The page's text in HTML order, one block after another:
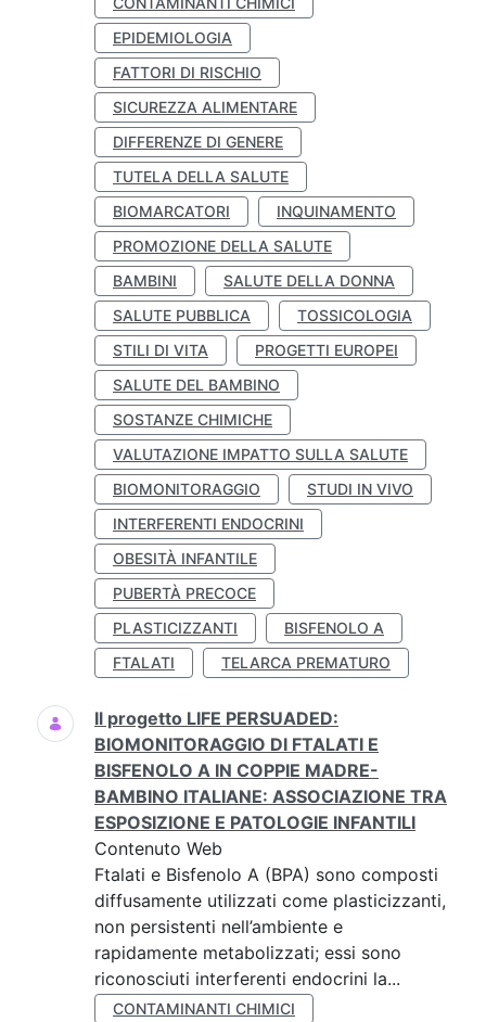
EPIDEMIOLOGIA
FATTORI DI RISCHIO
SICUREZZA ALIMENTARE
DIFFERENZE DI GENERE
TUTELA DELLA SALUTE
BIOMARCATORI
INQUINAMENTO
PROMOZIONE DELLA SALUTE
BAMBINI
SALUTE DELLA DONNA
SALUTE PUBBLICA
TOSSICOLOGIA
STILI DI VITA
PROGETTI EUROPEI
SALUTE DEL BAMBINO
SOSTANZE CHIMICHE
VALUTAZIONE IMPATTO SULLA SALUTE
BIOMONITORAGGIO
STUDI IN VIVO
INTERFERENTI ENDOCRINI
OBESITÀ INFANTILE
PUBERTÀ PRECOCE
PLASTICIZZANTI
BISFENOLO A
FTALATI
TELARCA PREMATURO
Il progetto LIFE PERSUADED:
BIOMONITORAGGIO DI FTALATI E
BISFENOLO A IN COPPIE MADRE-
BAMBINO ITALIANE: ASSOCIAZIONE TRA
ESPOSIZIONE E PATOLOGIE INFANTILI
Contenuto Web
Ftalati e Bisfenolo A (BPA) sono composti
diffusamente utilizzati come plasticizzanti,
non persistenti nell’ambiente e
rapidamente metabolizzati; essi sono
riconosciuti interferenti endocrini la...
CONTAMINANTI CHIMICI